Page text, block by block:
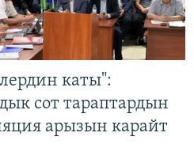
каты":
сот тараптардын
арызын карайт